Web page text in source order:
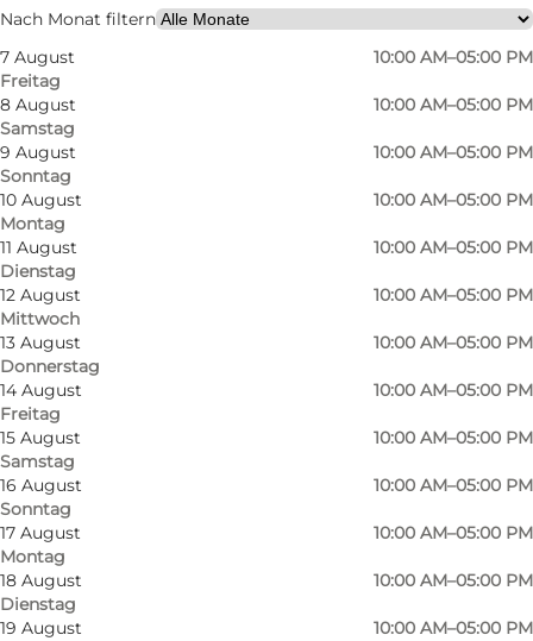
Nach Monat filtern
7 August
Freitag
10:00 AM–05:00 PM
8 August
Samstag
10:00 AM–05:00 PM
9 August
Sonntag
10:00 AM–05:00 PM
10 August
Montag
10:00 AM–05:00 PM
11 August
Dienstag
10:00 AM–05:00 PM
12 August
Mittwoch
10:00 AM–05:00 PM
13 August
Donnerstag
10:00 AM–05:00 PM
14 August
Freitag
10:00 AM–05:00 PM
15 August
Samstag
10:00 AM–05:00 PM
16 August
Sonntag
10:00 AM–05:00 PM
17 August
Montag
10:00 AM–05:00 PM
18 August
Dienstag
10:00 AM–05:00 PM
19 August
10:00 AM–05:00 PM
Website besuchen